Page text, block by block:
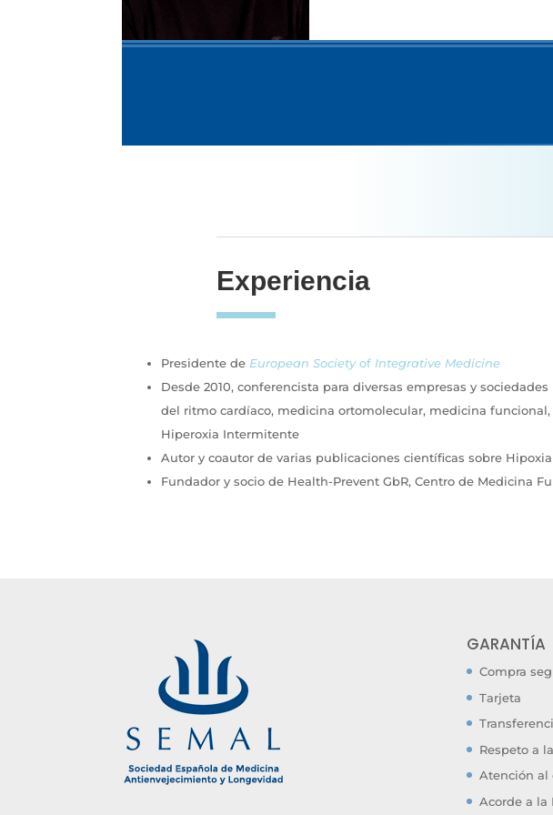
Experiencia
Presidente de European Societyof Integrative Medicine
Desde 2010, conferencista para diversas empresas y
del ritmo cardíaco, medicina ortomolecular, medicina
Hiperoxia Intermitente
Autor y coautor de varias publicaciones científicas sobre
Fundador y socio de Health-Prevent GbR, Centro de Medicina
GARANTÍA
Compra
Tarjeta
Respeto a
Atención al
Acorde a la